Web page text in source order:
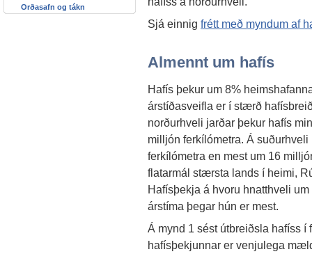
Sjá einnig frétt með myndum af
Almennt um hafís
Hafís þekur um 8%
árstíðasveifla er í stærð
norðurhveli jarðar þekur hafís
milljón ferkílómetra. Á
ferkílómetra en mest um 16
flatarmál stærsta lands í heimi,
Hafísþekja á hvoru hnatthveli
árstíma þegar hún er mest.
Á mynd 1 sést útbreiðsla hafíss í
hafísþekjunnar er venjulega
Orðasafn og tákn